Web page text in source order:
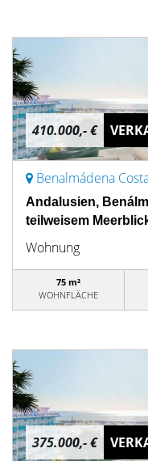
410.000,- €
Benalmádena
Andalusien,
teilweisem
Wohnung
75 m²
WOHNFLÄCHE
375.000,- €